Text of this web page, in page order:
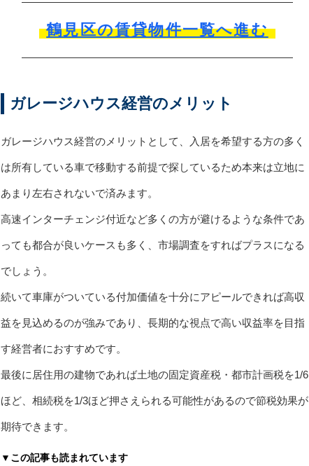
鶴見区の賃貸物件一覧へ進む
ガレージハウス経営のメリット
ガレージハウス経営のメリットとして、入居を希望する方の多く
は所有している車で移動する前提で探しているため本来は立地に
あまり左右されないで済みます。
高速インターチェンジ付近など多くの方が避けるような条件であ
っても都合が良いケースも多く、市場調査をすればプラスになる
でしょう。
続いて車庫がついている付加価値を十分にアピールできれば高収
益を見込めるのが強みであり、長期的な視点で高い収益率を目指
す経営者におすすめです。
最後に居住用の建物であれば土地の固定資産税・都市計画税を1/6
ほど、相続税を1/3ほど押さえられる可能性があるので節税効果が
期待できます。
▼この記事も読まれています